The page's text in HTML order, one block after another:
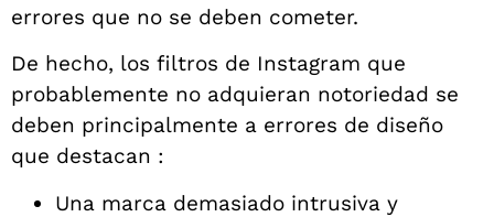
errores que no se deben cometer.
De hecho, los filtros de Instagram que
probablemente no adquieran notoriedad se
deben principalmente a errores de diseño
que destacan :
Una marca demasiado intrusiva y